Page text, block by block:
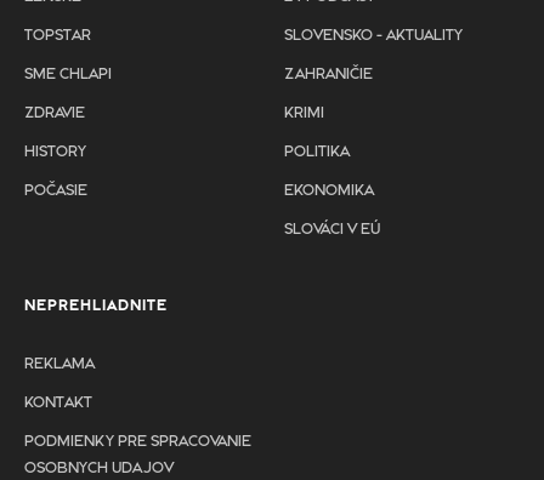
TOPSTAR
SME CHLAPI
ZDRAVIE
HISTORY
POČASIE
SLOVENSKO - AKTUALITY
ZAHRANIČIE
KRIMI
POLITIKA
EKONOMIKA
SLOVÁCI V EÚ
NEPREHLIADNITE
REKLAMA
KONTAKT
PODMIENKY PRE SPRACOVANIE
OSOBNYCH UDAJOV